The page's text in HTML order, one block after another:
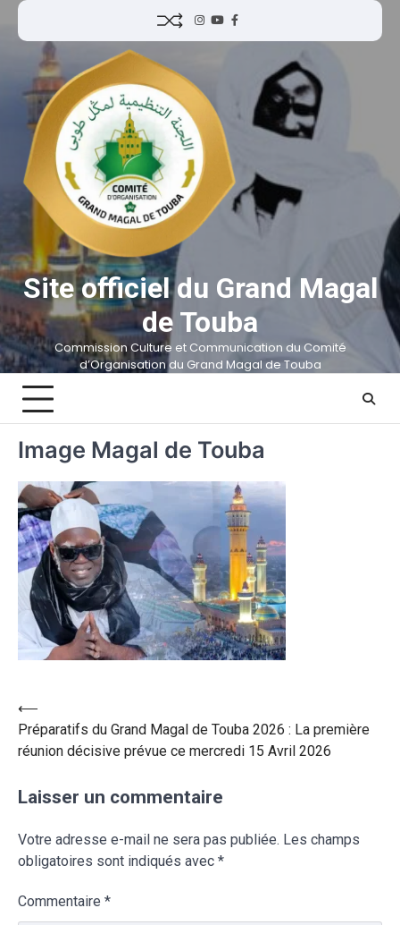
Site officiel du Grand Magal
de Touba
Commission Culture et Communication du Comité
d’Organisation du Grand Magal de Touba
Image Magal de Touba
⟵
Préparatifs du Grand Magal de Touba 2026 : La première
réunion décisive prévue ce mercredi 15 Avril 2026
Laisser un commentaire
Votre adresse e-mail ne sera pas publiée. Les champs
obligatoires sont indiqués avec *
Commentaire *